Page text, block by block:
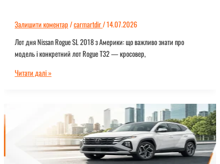
Залишити коментар/carmartdir/14.07.2026
Лот дня Nissan Rogue SL 2018 з Америки: що важливо знати про
модель і конкретний лот Rogue T32 — кросовер,
Огляд
Читати далі »